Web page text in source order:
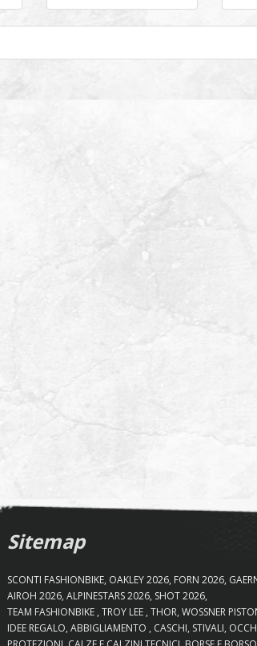
Sitemap
SCONTI FASHIONBIKE OAKLEY 2026 FORN 2026
AIROH 2026 ALPINESTARS 2026 SHOT 2026
TEAM FASHIONBIKE TROY LEE THOR WOSSNER
IDEE REGALO ABBIGLIAMENTO CASCHI STIVALI